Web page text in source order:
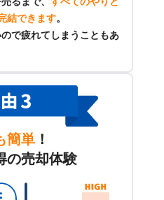
結できます。
で疲れてしまうこともあ
簡単 ！
の売却体験